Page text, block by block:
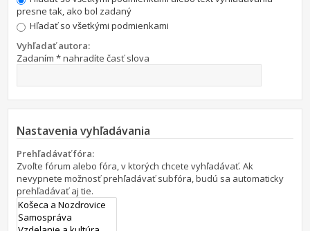
presne tak, ako bol zadaný
Hľadať so všetkými podmienkami
Vyhľadať autora:
Zadaním * nahradíte časť slova
Nastavenia vyhľadávania
Prehľadávať fóra:
Zvoľte fórum alebo fóra, v ktorých chcete vyhľadávať. Ak
nevypnete možnosť prehľadávať subfóra, budú sa automaticky
prehľadávať aj tie.